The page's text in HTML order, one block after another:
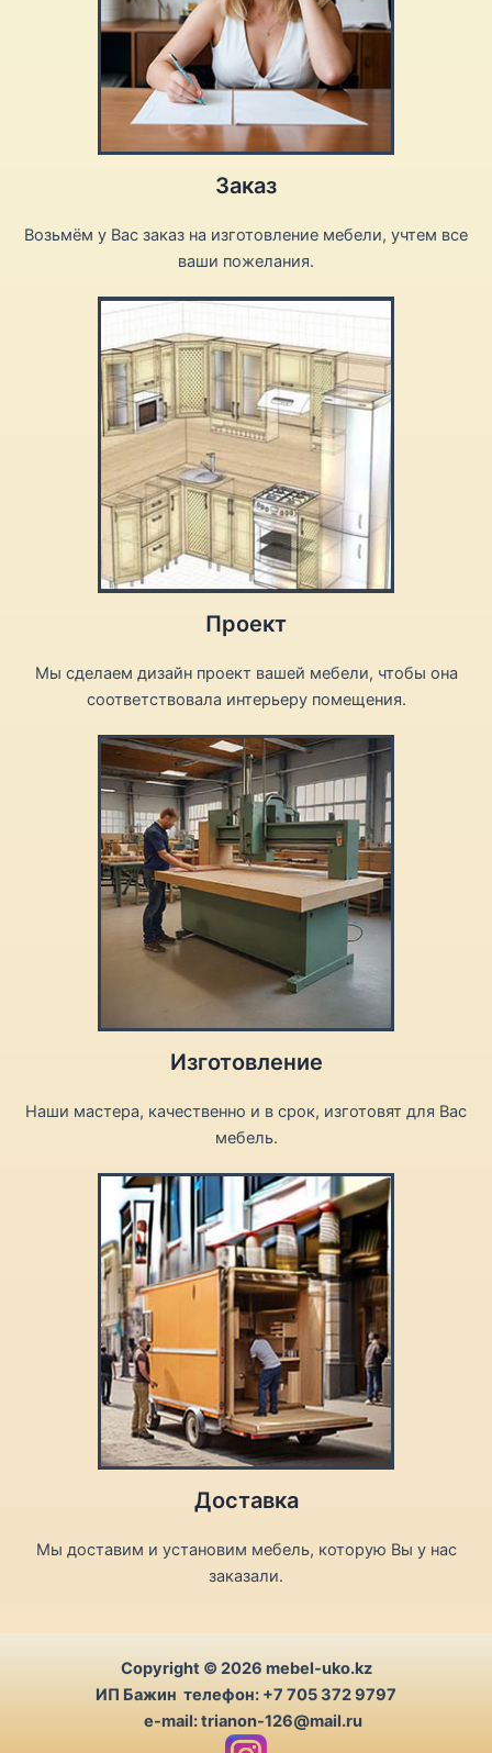
Заказ
Возьмём у Вас заказ на изготовление мебели, учтем все
ваши пожелания.
Проект
Мы сделаем дизайн проект вашей мебели, чтобы она
соответствовала интерьеру помещения.
Изготовление
Наши мастера, качественно и в срок, изготовят для Вас
мебель.
Доставка
Мы доставим и установим мебель, которую Вы у нас
заказали.
Copyright © 2026 mebel-uko.kz
ИП Бажин телефон: +7 705 372 9797
e-mail: trianon-126@mail.ru